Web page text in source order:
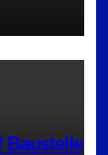
Baustelle